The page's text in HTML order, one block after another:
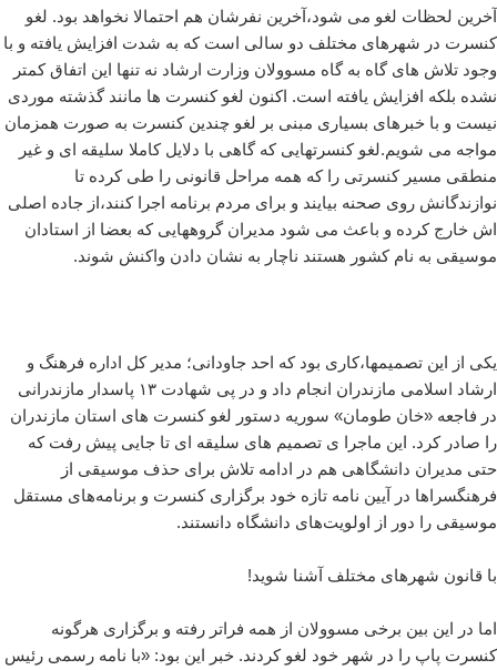
آخرین لحظات لغو می شود،آخرین نفرشان هم احتمالا نخواهد بود. لغو
کنسرت در شهرهای مختلف دو سالی است که به شدت افزایش یافته و با
وجود تلاش های گاه به گاه مسوولان وزارت ارشاد نه تنها این اتفاق کمتر
نشده بلکه افزایش یافته است. اکنون لغو کنسرت ها مانند گذشته موردی
نیست و با خبرهای بسیاری مبنی بر لغو چندین کنسرت به صورت همزمان
مواجه می شویم.لغو کنسرتهایی که گاهی با دلایل کاملا سلیقه ای و غیر
منطقی مسیر کنسرتی را که همه مراحل قانونی را طی کرده تا
نوازندگانش روی صحنه بیایند و برای مردم برنامه اجرا کنند،از جاده اصلی
اش خارج کرده و باعث می شود مدیران گروههایی که بعضا از استادان
موسیقی به نام کشور هستند ناچار به نشان دادن واکنش شوند.
یکی از این تصمیمها،کاری بود که احد جاودانی؛ مدیر کل اداره فرهنگ و
ارشاد اسلامی مازندران انجام داد و در پی شهادت ۱۳ پاسدار مازندرانی
در فاجعه «خان طومان» سوریه دستور لغو کنسرت های استان مازندران
را صادر کرد. این ماجرا ی تصمیم های سلیقه ای تا جایی پیش رفت که
حتی مدیران دانشگاهی هم در ادامه تلاش برای حذف موسیقی از
فرهنگسراها در آیین نامه تازه خود برگزاری کنسرت و برنامه‌های مستقل
موسیقی را دور از اولویت‌های دانشگاه دانستند.
با قانون شهرهای مختلف آشنا شوید!
اما در این بین برخی مسوولان از همه فراتر رفته و برگزاری هرگونه
کنسرت پاپ را در شهر خود لغو کردند. خبر این بود: «با نامه رسمی رئیس